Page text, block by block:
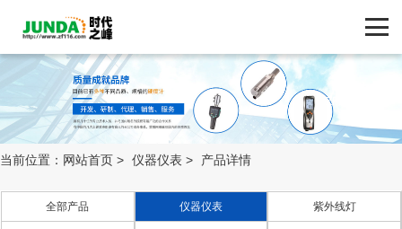
品牌中心
新闻动态
ZF116.COM
当前位置： 网站首页 > 仪器仪表 > 产品详情
全部产品 仪器仪表 紫外线灯